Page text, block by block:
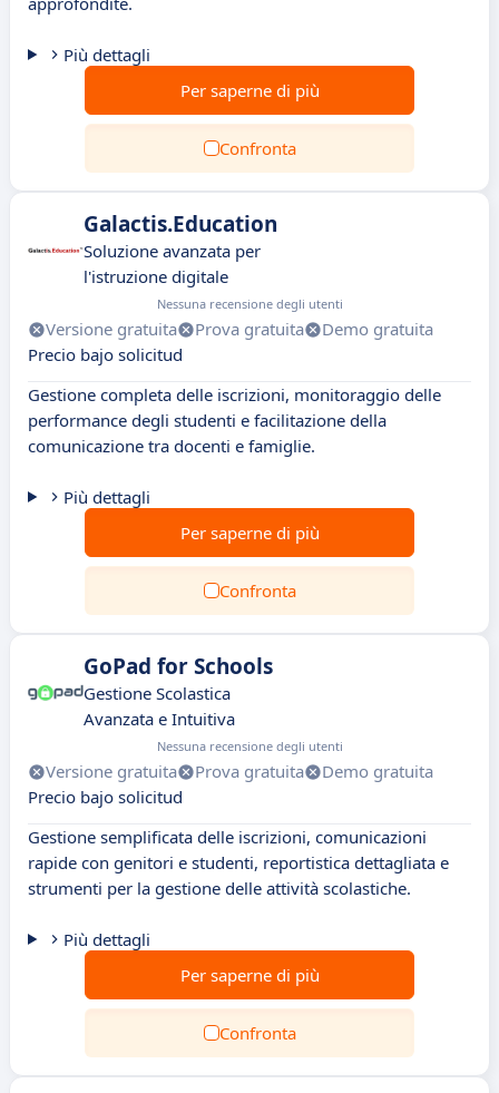
Più dettagli
Per saperne di più
Confronta
Galactis.Education
Soluzione avanzata per
l'istruzione digitale
Nessuna recensione degli utenti
Versione gratuita Prova gratuita
Demo gratuita
Precio bajo solicitud
Gestione completa delle iscrizioni, monitoraggio delle
performance degli studenti e facilitazione della
comunicazione tra docenti e famiglie.
Più dettagli
Per saperne di più
Confronta
GoPad for Schools
Gestione Scolastica
Avanzata e Intuitiva
Nessuna recensione degli utenti
Versione gratuita Prova gratuita
Demo gratuita
Precio bajo solicitud
Gestione semplificata delle iscrizioni, comunicazioni
rapide con genitori e studenti, reportistica dettagliata e
strumenti per la gestione delle attività scolastiche.
Più dettagli
Per saperne di più
Confronta